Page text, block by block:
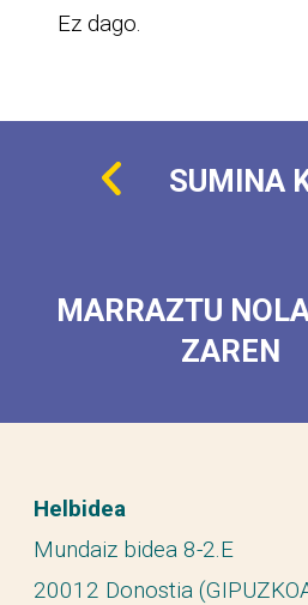
Ez dago.
SUMINA
MARRAZTU
ZAREN
Helbidea
Mundaiz bidea 8-2.E
20012 Donostia